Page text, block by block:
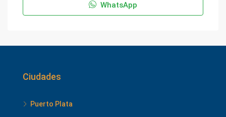
WhatsApp
Ciudades
Puerto Plata